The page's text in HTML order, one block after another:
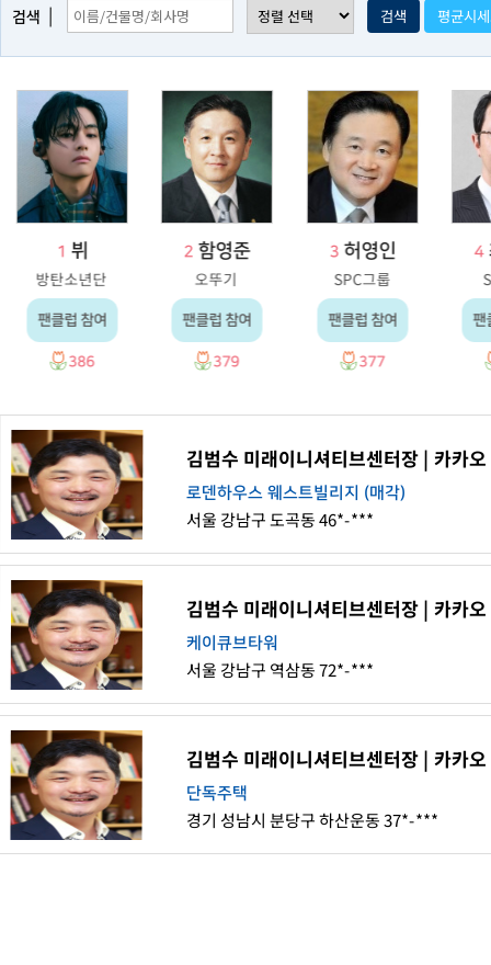
검색 | 검색 평균시
1 뷔
방탄소년단
팬클럽 참여
386
2 함영준
오뚜기
팬클럽 참여
379
3허영인
SPC그룹
팬클럽 참여
377
4
팬
김범수 미래이니셔티브센터장 | 카카오
로덴하우스 웨스트빌리지 (매각)
서울 강남구 도곡동 46*-***
김범수 미래이니셔티브센터장 | 카카오
케이큐브타워
서울 강남구 역삼동 72*-***
김범수 미래이니셔티브센터장 | 카카오
단독주택
경기 성남시 분당구 하산운동 37*-***